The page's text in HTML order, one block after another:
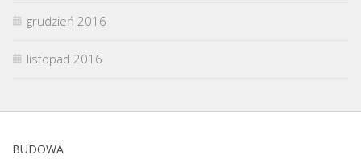
grudzień 2016
listopad 2016
BUDOWA